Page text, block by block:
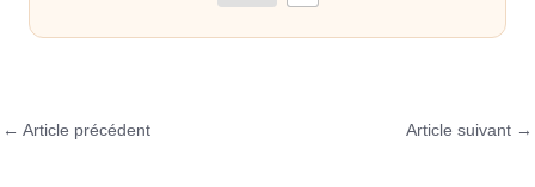
← Article précédent Article suivant →